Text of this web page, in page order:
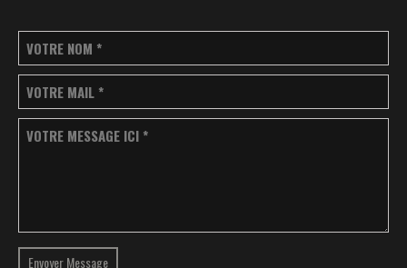
VOTRE NOM *
VOTRE MAIL *
VOTRE MESSAGE ICI *
Envoyer Message